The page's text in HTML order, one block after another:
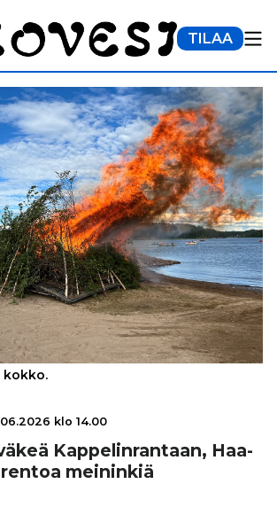
TILAA
kokko.
klo 14.00
Kap­pe­lin­ran­taan, Haa­
meininkiä